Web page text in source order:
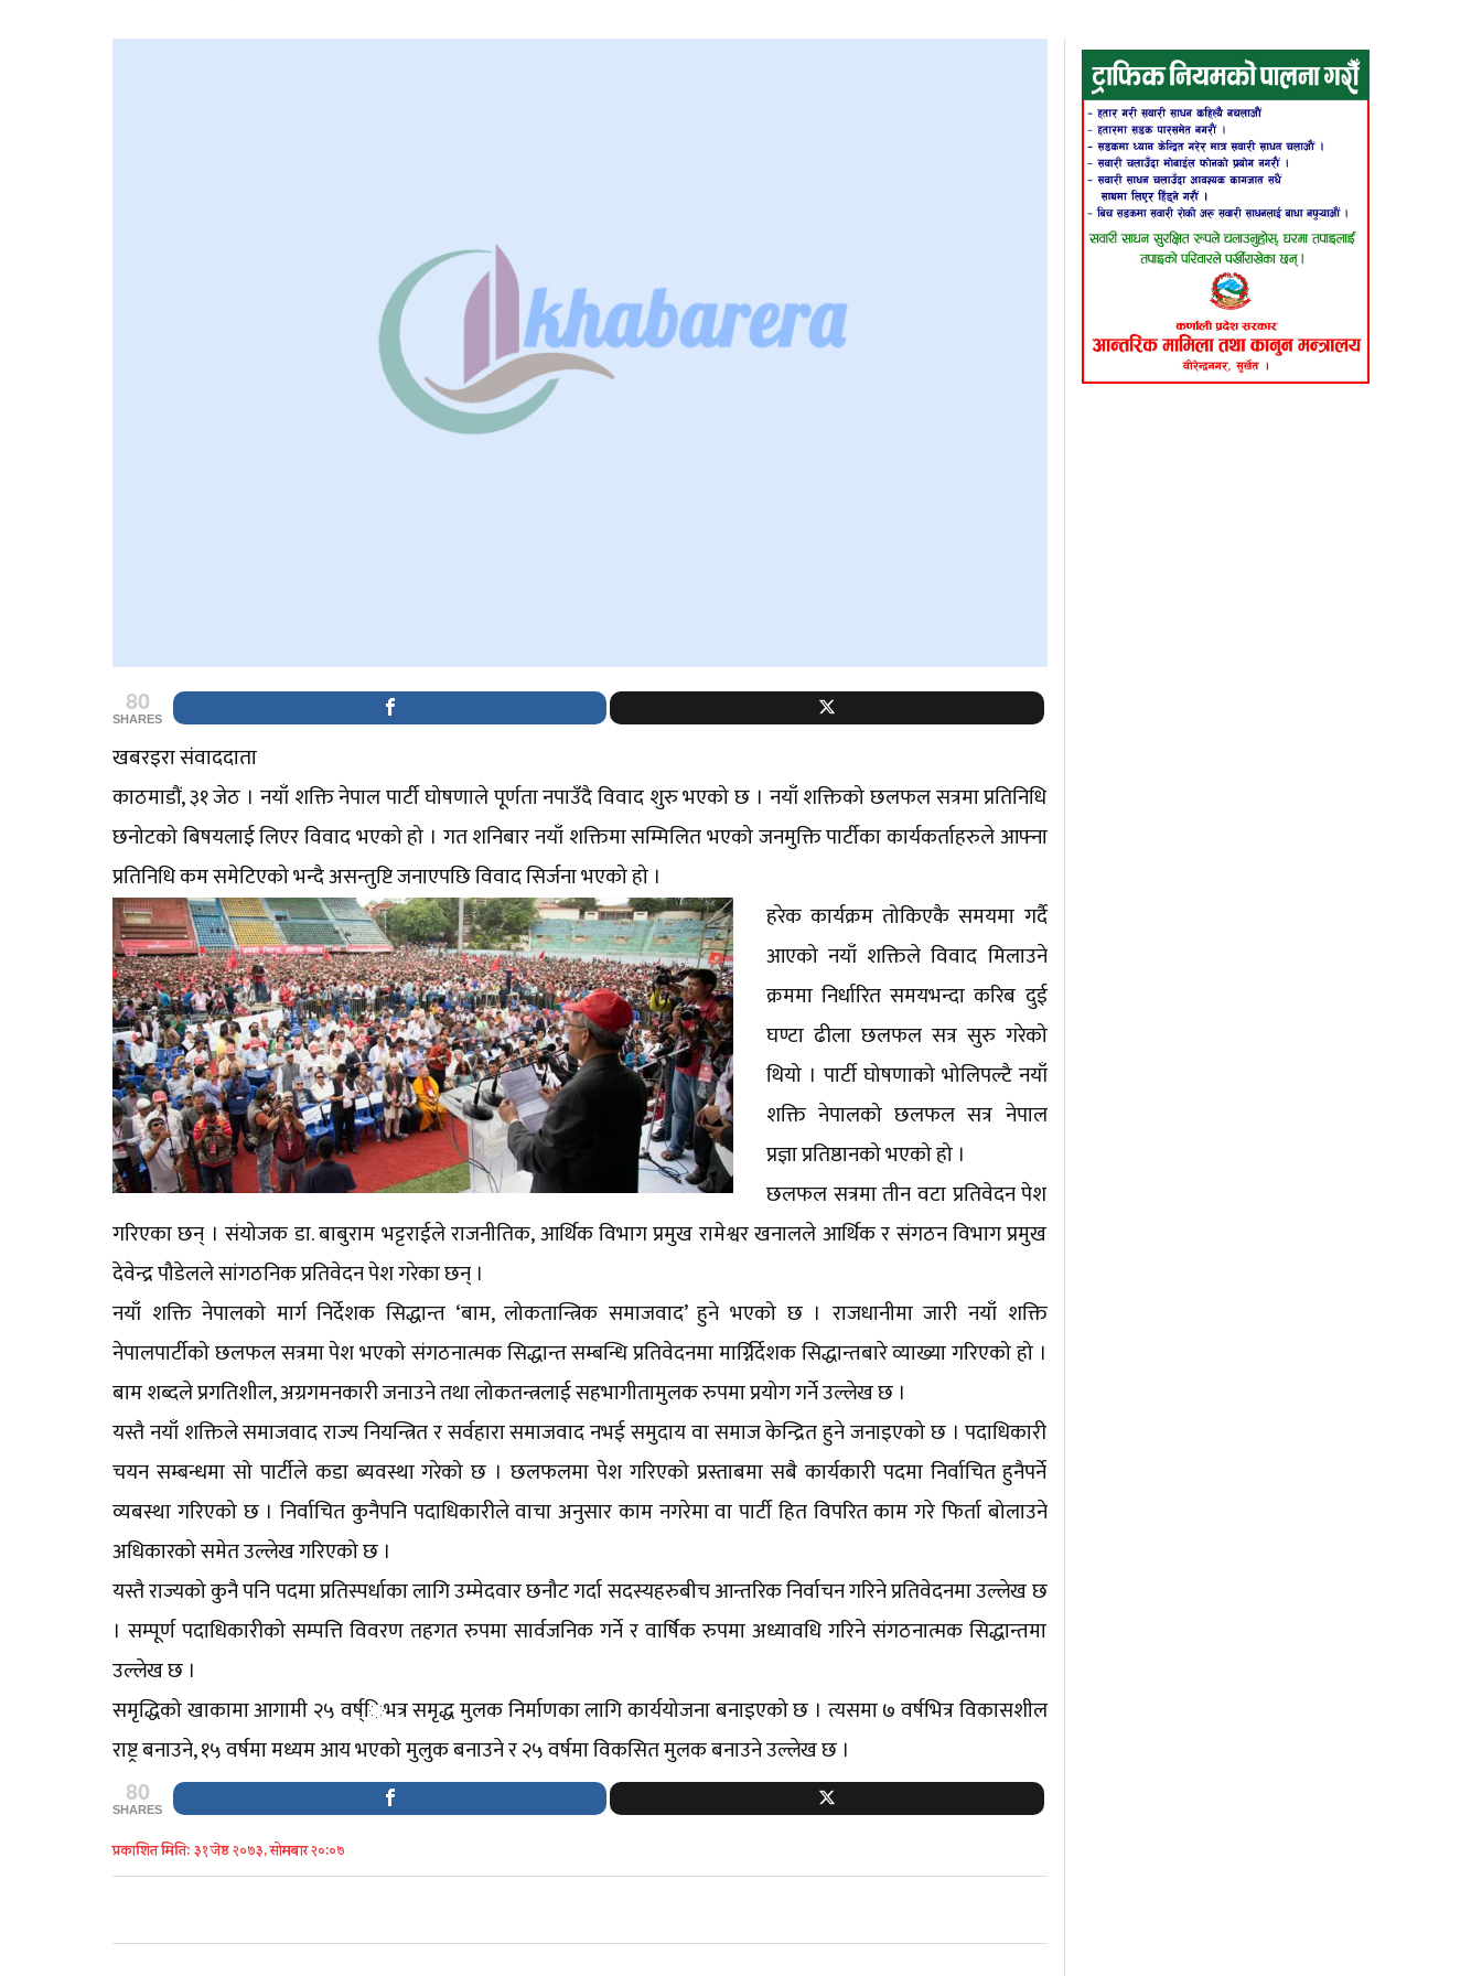
80
SHARES
खबरइरा संवाददाता
काठमाडौं, ३१ जेठ । नयाँ शक्ति नेपाल पार्टी घोषणाले पूर्णता नपाउँदै विवाद शुरु भएको छ । नयाँ शक्तिको छलफल सत्रमा प्रतिनिधि
छनोटको बिषयलाई लिएर विवाद भएको हो । गत शनिबार नयाँ शक्तिमा सम्मिलित भएको जनमुक्ति पार्टीका कार्यकर्ताहरुले आफ्ना
प्रतिनिधि कम समेटिएको भन्दै असन्तुष्टि जनाएपछि विवाद सिर्जना भएको हो ।
हरेक कार्यक्रम तोकिएकै समयमा गर्दै
आएको नयाँ शक्तिले विवाद मिलाउने
क्रममा निर्धारित समयभन्दा करिब दुई
घण्टा ढीला छलफल सत्र सुरु गरेको
थियो । पार्टी घोषणाको भोलिपल्टै नयाँ
शक्ति नेपालको छलफल सत्र नेपाल
प्रज्ञा प्रतिष्ठानको भएको हो ।
छलफल सत्रमा तीन वटा प्रतिवेदन पेश
गरिएका छन् । संयोजक डा. बाबुराम भट्टराईले राजनीतिक, आर्थिक विभाग प्रमुख रामेश्वर खनालले आर्थिक र संगठन विभाग प्रमुख
देवेन्द्र पौडेलले सांगठनिक प्रतिवेदन पेश गरेका छन् ।
नयाँ शक्ति नेपालको मार्ग निर्देशक सिद्धान्त ‘बाम, लोकतान्त्रिक समाजवाद’ हुने भएको छ । राजधानीमा जारी नयाँ शक्ति
नेपालपार्टीको छलफल सत्रमा पेश भएको संगठनात्मक सिद्धान्त सम्बन्धि प्रतिवेदनमा मार्ग्निर्देशक सिद्धान्तबारे व्याख्या गरिएको हो ।
बाम शब्दले प्रगतिशील, अग्रगमनकारी जनाउने तथा लोकतन्त्रलाई सहभागीतामुलक रुपमा प्रयोग गर्ने उल्लेख छ ।
यस्तै नयाँ शक्तिले समाजवाद राज्य नियन्त्रित र सर्वहारा समाजवाद नभई समुदाय वा समाज केन्द्रित हुने जनाइएको छ । पदाधिकारी
चयन सम्बन्धमा सो पार्टीले कडा ब्यवस्था गरेको छ । छलफलमा पेश गरिएको प्रस्ताबमा सबै कार्यकारी पदमा निर्वाचित हुनैपर्ने
व्यबस्था गरिएको छ । निर्वाचित कुनैपनि पदाधिकारीले वाचा अनुसार काम नगरेमा वा पार्टी हित विपरित काम गरे फिर्ता बोलाउने
अधिकारको समेत उल्लेख गरिएको छ ।
यस्तै राज्यको कुनै पनि पदमा प्रतिस्पर्धाका लागि उम्मेदवार छनौट गर्दा सदस्यहरुबीच आन्तरिक निर्वाचन गरिने प्रतिवेदनमा उल्लेख छ
। सम्पूर्ण पदाधिकारीको सम्पत्ति विवरण तहगत रुपमा सार्वजनिक गर्ने र वार्षिक रुपमा अध्यावधि गरिने संगठनात्मक सिद्धान्तमा
उल्लेख छ ।
समृद्धिको खाकामा आगामी २५ वर्ष्िभत्र समृद्ध मुलक निर्माणका लागि कार्ययोजना बनाइएको छ । त्यसमा ७ वर्षभित्र विकासशील
राष्ट्र बनाउने, १५ वर्षमा मध्यम आय भएको मुलुक बनाउने र २५ वर्षमा विकसित मुलक बनाउने उल्लेख छ ।
80
SHARES
प्रकाशित मिति: ३१ जेष्ठ २०७३, सोमबार २०:०७